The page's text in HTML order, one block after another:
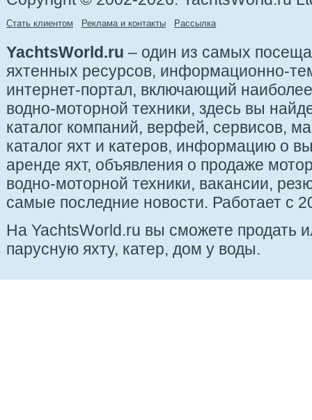
Стать клиентом Реклама и контакты Рассылка
YachtsWorld.ru – один из самых
яхтенных ресурсов, информационно-
интернет-портал, включающий
водно-моторной техники, здесь вы
каталог компаний, верфей, сервисов,
каталог яхт и катеров, информацию о
аренде яхт, объявления о продаже
водно-моторной техники, вакансии,
самые последние новости. Работает с
На YachtsWorld.ru вы сможете продать
парусную яхту, катер, дом у воды.